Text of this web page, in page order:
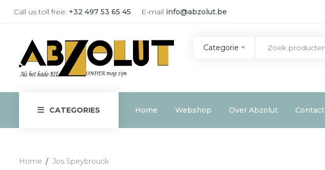
Call us toll free: +32 497 53 65 45 E-mail info@abzolut.be
Categorie
CATEGORIES Home Webshop Over Abzolut Contact
Home Jos Speybrouck